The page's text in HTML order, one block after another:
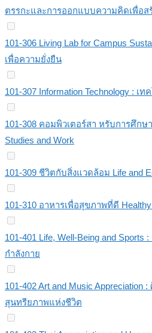
ตรรกะและการออกแบบความคิดเพื่อส
101-306 Living Lab for Campus
เพื่อความยั่งยืน
101-307 Information Technology : เ
101-308 คอมพิวเตอร์สา หรับการศึกษ
Studies and Work
101-309 ชีวิตกับสิ่งแวดล้อม Life and
101-310 อาหารเพื่อสุขภาพที่ดี
101-401 Life, Well-Being and
กำลังกาย
101-402 Art and Music Appreciation
สุนทรียภาพแห่งชีวิต